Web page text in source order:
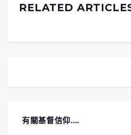
RELATED
有關基督信仰….